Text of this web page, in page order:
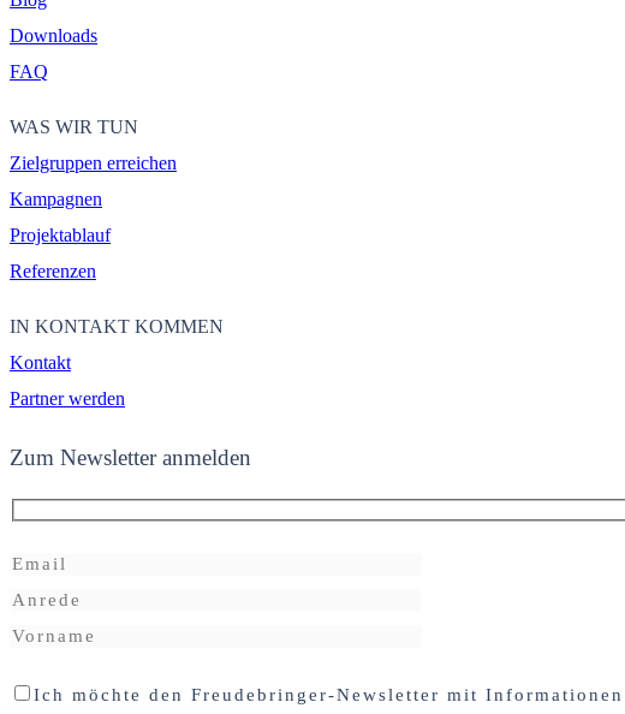
Downloads
FAQ
WAS WIR TUN
Zielgruppen erreichen
Kampagnen
Projektablauf
Referenzen
IN KONTAKT KOMMEN
Kontakt
Partner werden
Zum Newsletter anmelden
Ich möchte den Freudebringer-Newsletter mit